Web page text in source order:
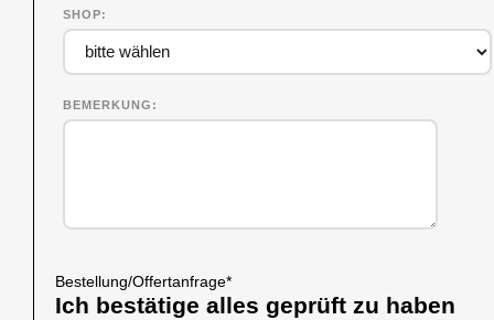
SHOP
BEMERKUNG
Bestellung/Offertanfrage*
Ich bestätige alles geprüft zu haben